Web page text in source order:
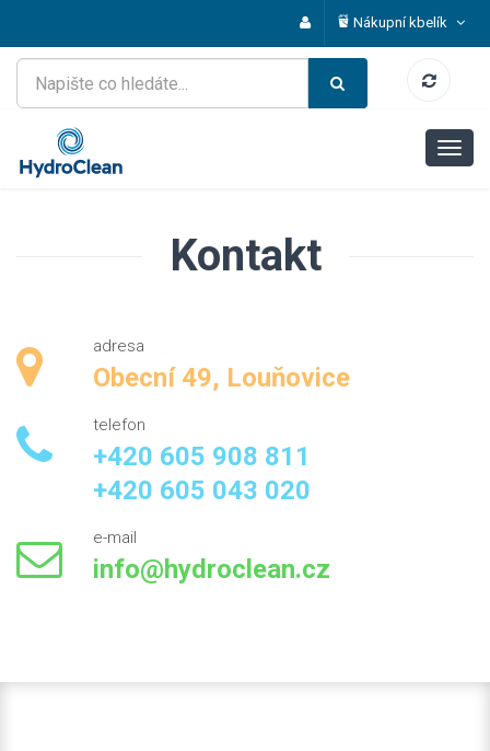
Nákupní kbelík
Kontakt
adresa
Obecní 49, Louňovice
telefon
+420 605 908 811
+420 605 043 020
e-mail
info@hydroclean.cz